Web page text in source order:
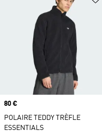
Prix
80 €
POLAIRE TEDDY TRÈFLE
ESSENTIALS